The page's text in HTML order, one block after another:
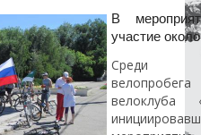
В
участие
Среди
велоклуба